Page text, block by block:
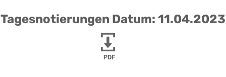
Tagesnotierungen Datum: 11.04.2023
PDF